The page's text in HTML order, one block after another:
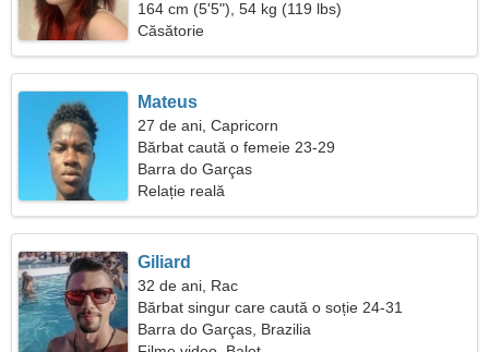
164 cm (5'5"), 54 kg (119 lbs)
Căsătorie
Mateus
27 de ani, Capricorn
Bărbat caută o femeie 23-29
Barra do Garças
Relație reală
Giliard
32 de ani, Rac
Bărbat singur care caută o soție 24-31
Barra do Garças, Brazilia